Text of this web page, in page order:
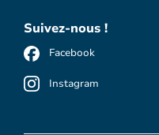
Suivez-nous !
Facebook
Instagram